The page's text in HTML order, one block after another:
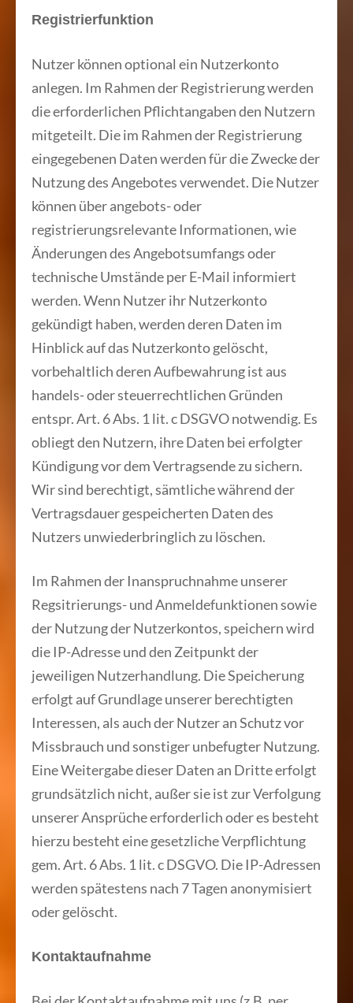
Registrierfunktion
Nutzer können optional ein Nutzerkonto
anlegen. Im Rahmen der Registrierung werden
die erforderlichen Pflichtangaben den Nutzern
mitgeteilt. Die im Rahmen der Registrierung
eingegebenen Daten werden für die Zwecke der
Nutzung des Angebotes verwendet. Die Nutzer
können über angebots- oder
registrierungsrelevante Informationen, wie
Änderungen des Angebotsumfangs oder
technische Umstände per E-Mail informiert
werden. Wenn Nutzer ihr Nutzerkonto
gekündigt haben, werden deren Daten im
Hinblick auf das Nutzerkonto gelöscht,
vorbehaltlich deren Aufbewahrung ist aus
handels- oder steuerrechtlichen Gründen
entspr. Art. 6 Abs. 1 lit. c DSGVO notwendig. Es
obliegt den Nutzern, ihre Daten bei erfolgter
Kündigung vor dem Vertragsende zu sichern.
Wir sind berechtigt, sämtliche während der
Vertragsdauer gespeicherten Daten des
Nutzers unwiederbringlich zu löschen.
Im Rahmen der Inanspruchnahme unserer
Regsitrierungs- und Anmeldefunktionen sowie
der Nutzung der Nutzerkontos, speichern wird
die IP-Adresse und den Zeitpunkt der
jeweiligen Nutzerhandlung. Die Speicherung
erfolgt auf Grundlage unserer berechtigten
Interessen, als auch der Nutzer an Schutz vor
Missbrauch und sonstiger unbefugter Nutzung.
Eine Weitergabe dieser Daten an Dritte erfolgt
grundsätzlich nicht, außer sie ist zur Verfolgung
unserer Ansprüche erforderlich oder es besteht
hierzu besteht eine gesetzliche Verpflichtung
gem. Art. 6 Abs. 1 lit. c DSGVO. Die IP-Adressen
werden spätestens nach 7 Tagen anonymisiert
oder gelöscht.
Kontaktaufnahme